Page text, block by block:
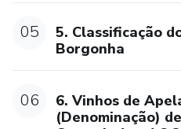
8. Geografia da Borgonha
10. Como Ler um Rótulo de
05
5. Classificação
Borgonha
06
6. Vinhos de
(Denominação)